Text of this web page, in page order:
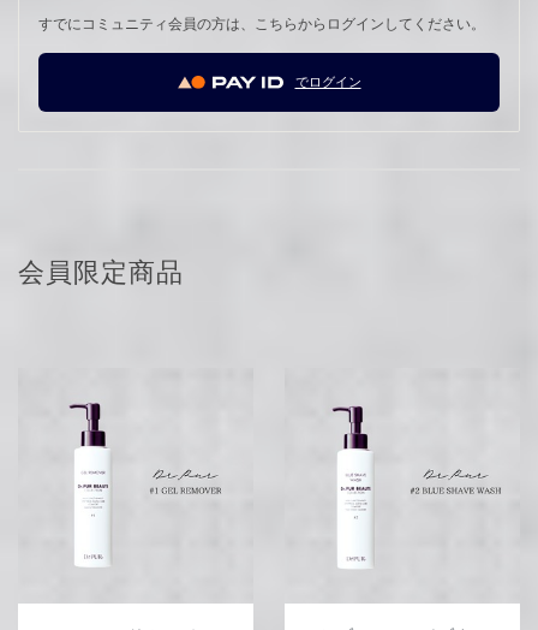
すでにコミュニティ会員の方は、こちらからログインしてください。
でログイン
会員限定商品